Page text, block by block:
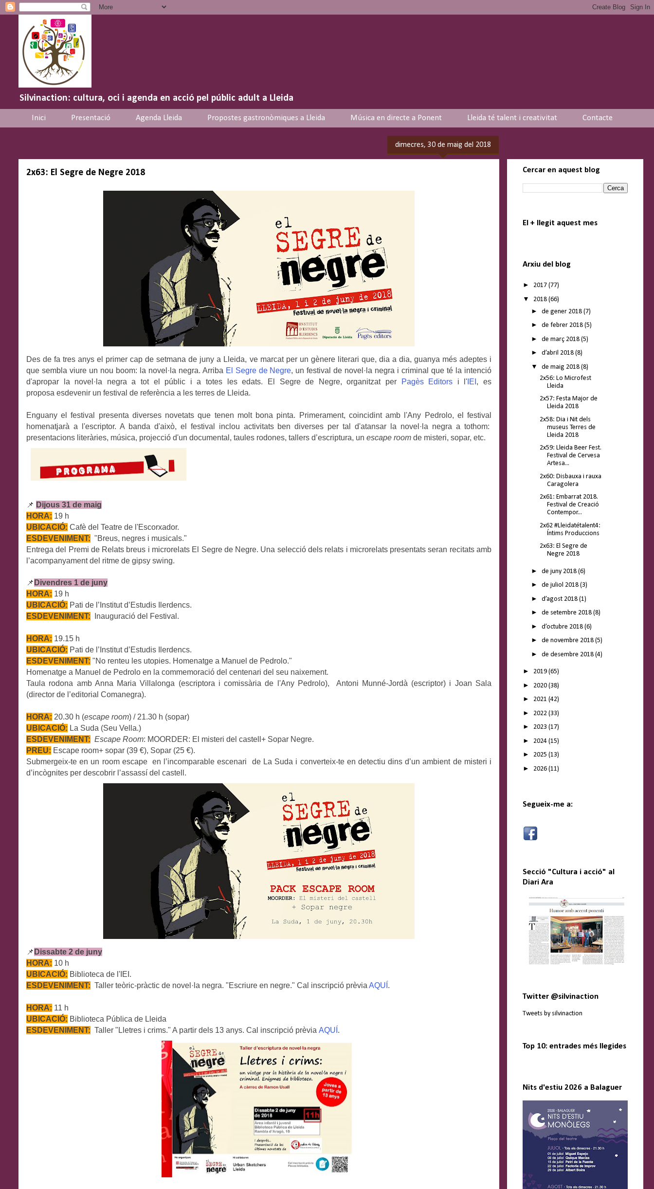
Silvinaction: cultura, oci i agenda en acció pel públic adult a Lleida
Inici Presentació Agenda Lleida Propostes gastronòmiques a Lleida Música en directe a Ponent Lleida té talent i creativitat Contacte
dimecres, 30 de maig del 2018
2x63: El Segre de Negre 2018
Des de fa tres anys el primer cap de setmana de juny a Lleida, ve marcat per un gènere literari que, dia a dia, guanya més adeptes i
que sembla viure un nou boom: la novel·la negra. Arriba El Segre de Negre, un festival de novel·la negra i criminal que té la intenció
d'apropar la novel·la negra a tot el públic i a totes les edats. El Segre de Negre, organitzat per
Pagès Editors i l' IEI , es
proposa esdevenir un festival de referència a les terres de Lleida.
Enguany el festival presenta diverses novetats que tenen molt bona pinta. Primerament, coincidint amb l'Any Pedrolo, el festival
homenatjarà a l'escriptor. A banda d'això, el festival inclou activitats ben diverses per tal d'atansar la novel·la negra a tothom:
presentacions literàries, música, projecció d'un documental, taules rodones, tallers d’escriptura, un escape room de misteri, sopar, etc.
📌 Dijous 31 de maig
HORA: 19 h
UBICACIÓ: Cafè del Teatre de l'Escorxador.
ESDEVENIMENT: "Breus, negres i musicals."
Entrega del Premi de Relats breus i microrelats El Segre de Negre. Una selecció dels relats i microrelats presentats seran recitats amb
l’acompanyament del ritme de gipsy swing.
📌 Divendres 1 de juny
HORA: 19 h
UBICACIÓ: Pati de l’Institut d’Estudis Ilerdencs.
ESDEVENIMENT:
Inauguració del Festival.
HORA: 19.15 h
UBICACIÓ: Pati de l’Institut d’Estudis Ilerdencs.
ESDEVENIMENT: "No renteu les utopies. Homenatge a Manuel de Pedrolo."
Homenatge a Manuel de Pedrolo en la commemoració del centenari del seu naixement.
Taula rodona amb Anna Maria Villalonga (escriptora i comissària de l'Any Pedrolo), Antoni Munné-Jordà (escriptor) i Joan Sala
(director de l’editorial Comanegra).
HORA: 20.30 h (escape room) / 21.30 h (sopar)
UBICACIÓ: La Suda (Seu Vella.)
ESDEVENIMENT: Escape Room: MOORDER: El misteri del castell+ Sopar Negre.
PREU: Escape room+ sopar (39 €), Sopar (25 €).
Submergeix-te en un room escape en l’incomparable escenari de La Suda i converteix-te en detectiu dins d’un ambient de misteri i
d’incògnites per descobrir l’assassí del castell.
📌 Dissabte 2 de juny
HORA: 10 h
UBICACIÓ: Biblioteca de l'IEI.
ESDEVENIMENT: Taller teòric-pràctic de novel·la negra. "Escriure en negre." Cal inscripció prèvia AQUÍ .
HORA: 11 h
UBICACIÓ: Biblioteca Pública de Lleida
ESDEVENIMENT: Taller " Lletres i crims." A partir dels 13 anys. Cal inscripció prèvia AQUÍ .
Cercar en aquest blog
El + llegit aquest mes
Arxiu del blog
► 2017 (77)
▼ 2018 (66)
► de gener 2018 (7)
► de febrer 2018 (5)
► de març 2018 (5)
► d’abril 2018 (8)
▼ de maig 2018 (8)
2x56: Lo Microfest
Lleida
2x57: Festa Major de
Lleida 2018
2x58: Dia i Nit dels
museus Terres de
Lleida 2018
2x59: Lleida Beer Fest.
Festival de Cervesa
Artesa...
2x60: Disbauxa i rauxa
Caragolera
2x61: Embarrat 2018.
Festival de Creació
Contempor...
2x62 #Lleidatétalent4:
Íntims Produccions
2x63: El Segre de
Negre 2018
► de juny 2018 (6)
► de juliol 2018 (3)
► d’agost 2018 (1)
► de setembre 2018 (8)
► d’octubre 2018 (6)
► de novembre 2018 (5)
► de desembre 2018 (4)
► 2019 (65)
► 2020 (38)
► 2021 (42)
► 2022 (33)
► 2023 (17)
► 2024 (15)
► 2025 (13)
► 2026 (11)
Segueix-me a:
Secció "Cultura i acció" al
Diari Ara
Twitter @silvinaction
Tweets by silvinaction
Top 10: entrades més llegides
Nits d'estiu 2026 a Balaguer